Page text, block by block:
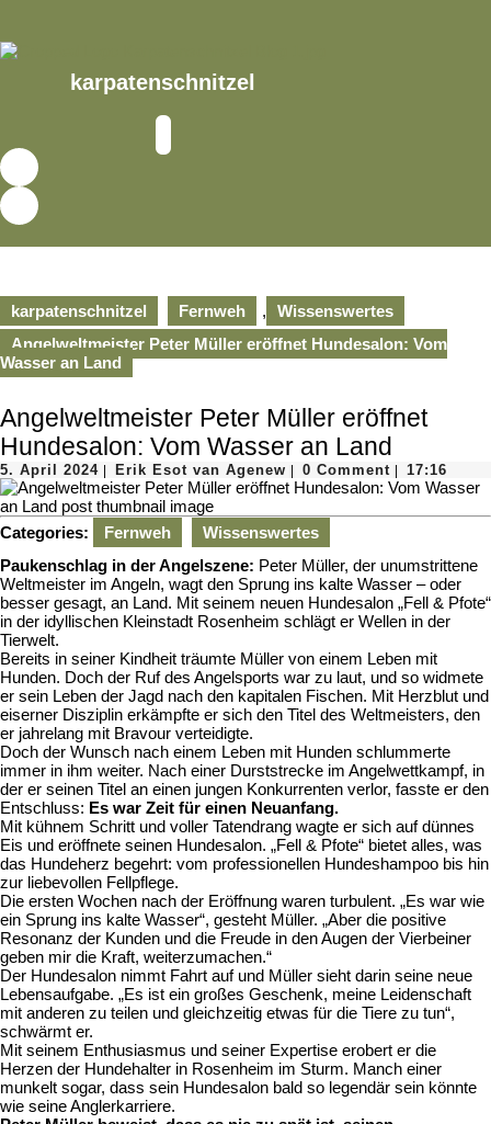
content
karpatenschnitzel
Button
karpatenschnitzel Fernweh ,
Wissenswertes
Angelweltmeister Peter Müller eröffnet Hundesalon: Vom
Wasser an Land
Angelweltmeister Peter Müller eröffnet
Hundesalon: Vom Wasser an Land
5. April 20245.
April
2024
Erik Esot van AgenewErik
Esot
Agenew
0 Comment 17:16
Categories: Fernweh
Wissenswertes
Paukenschlag in der Angelszene: Peter Müller, der unumstrittene
Weltmeister im Angeln, wagt den Sprung ins kalte Wasser – oder
besser gesagt, an Land. Mit seinem neuen Hundesalon „Fell & Pfote“
in der idyllischen Kleinstadt Rosenheim schlägt er Wellen in der
Tierwelt.
Bereits in seiner Kindheit träumte Müller von einem Leben mit
Hunden. Doch der Ruf des Angelsports war zu laut, und so widmete
er sein Leben der Jagd nach den kapitalen Fischen. Mit Herzblut und
eiserner Disziplin erkämpfte er sich den Titel des Weltmeisters, den
er jahrelang mit Bravour verteidigte.
Doch der Wunsch nach einem Leben mit Hunden schlummerte
immer in ihm weiter. Nach einer Durststrecke im Angelwettkampf, in
der er seinen Titel an einen jungen Konkurrenten verlor, fasste er den
Entschluss: Es war Zeit für einen Neuanfang.
Mit kühnem Schritt und voller Tatendrang wagte er sich auf dünnes
Eis und eröffnete seinen Hundesalon. „Fell & Pfote“ bietet alles, was
das Hundeherz begehrt: vom professionellen Hundeshampoo bis hin
zur liebevollen Fellpflege.
Die ersten Wochen nach der Eröffnung waren turbulent. „Es war wie
ein Sprung ins kalte Wasser“, gesteht Müller. „Aber die positive
Resonanz der Kunden und die Freude in den Augen der Vierbeiner
geben mir die Kraft, weiterzumachen.“
Der Hundesalon nimmt Fahrt auf und Müller sieht darin seine neue
Lebensaufgabe. „Es ist ein großes Geschenk, meine Leidenschaft
mit anderen zu teilen und gleichzeitig etwas für die Tiere zu tun“,
schwärmt er.
Mit seinem Enthusiasmus und seiner Expertise erobert er die
Herzen der Hundehalter in Rosenheim im Sturm. Manch einer
munkelt sogar, dass sein Hundesalon bald so legendär sein könnte
wie seine Anglerkarriere.